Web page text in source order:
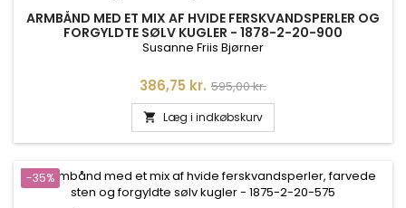
ARMBÅND MED ET MIX AF HVIDE FERSKVANDSPERLER OG
FORGYLDTE SØLV KUGLER - 1878-2-20-900
Susanne Friis Bjørner
Pris
386,75 kr. Normalpris
595,00 kr.
 Læg i indkøbskurv
-35%